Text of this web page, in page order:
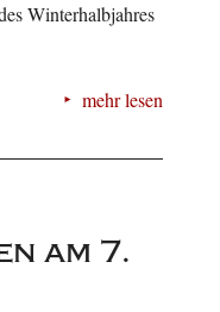
Winterhalbjahres
mehr lesen
am 7.